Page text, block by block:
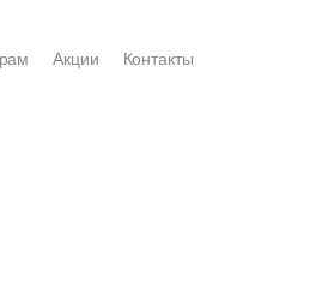
Акции
Контакты